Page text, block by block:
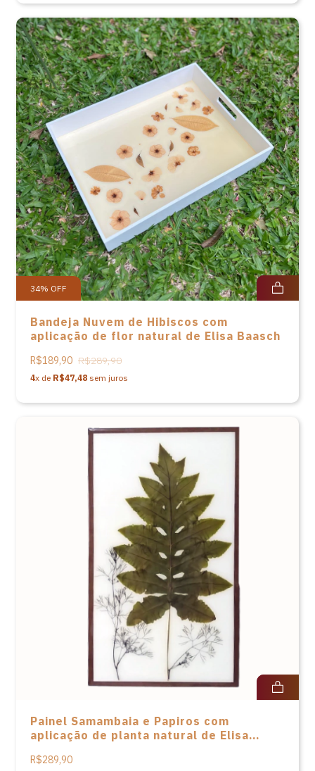
34% OFF
Bandeja Nuvem de Hibiscos com
aplicação de flor natural de Elisa Baasch
R$189,90 R$289,90
4x de R$47,48 sem juros
Painel Samambaia e Papiros com
aplicação de planta natural de Elisa
R$289,90